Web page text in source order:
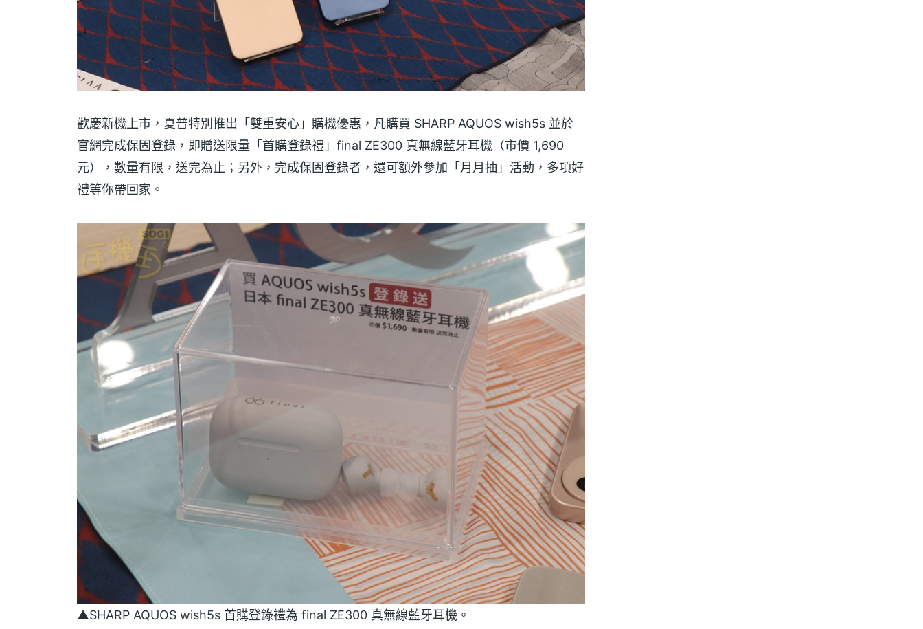
歡慶新機上市，夏普特別推出「雙重安心」購機優惠，凡購買 SHARP AQUOS wish5s 並於
官網完成保固登錄，即贈送限量「首購登錄禮」final ZE300 真無線藍牙耳機（市價 1,690
元），數量有限，送完為止；另外，完成保固登錄者，還可額外參加「月月抽」活動，多項好
禮等你帶回家。
▲SHARP AQUOS wish5s 首購登錄禮為 final ZE300 真無線藍牙耳機。